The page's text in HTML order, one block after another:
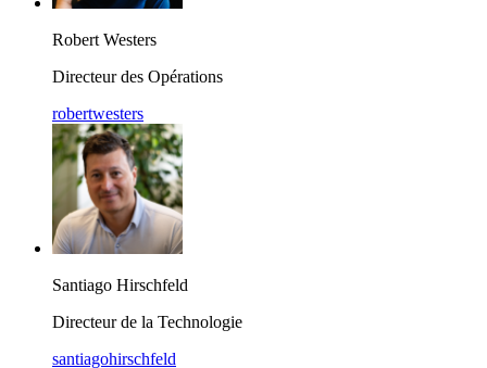
Robert Westers
Directeur des Opérations
robertwesters
Santiago Hirschfeld
Directeur de la Technologie
santiagohirschfeld